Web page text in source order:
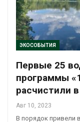
ЭКОСОБЫТИЯ
Первые 25
программы
расчистили
Авг 10, 2023
В порядок привели